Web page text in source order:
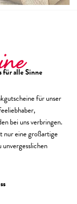
für alle Sinne
für unser
bei uns verbringen.
nur eine großartige
unvergesslichen